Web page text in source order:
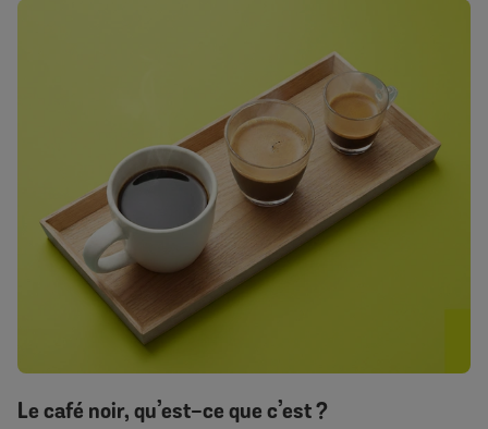
Le café noir, qu’est-ce que c’est ?